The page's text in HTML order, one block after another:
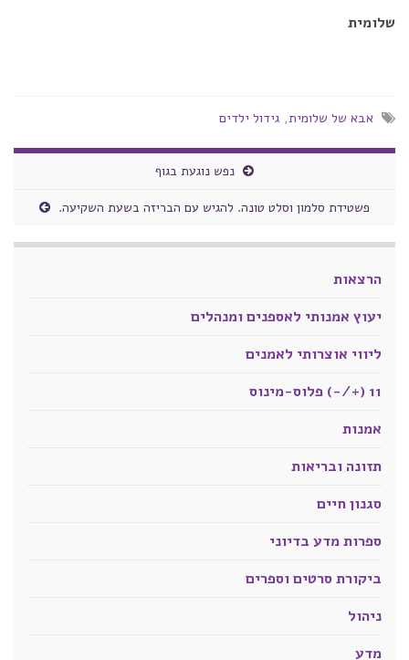
שלומית
אבא של שלומית, גידול ילדים
נפש נוגעת בגוף
פשטידת סלמון וסלט טונה. להגיש עם הבריזה בשעת השקיעה.
הרצאות
יעוץ אמנותי לאספנים ומנהלים
ליווי אוצרותי לאמנים
11 (+/-) פלוס-מינוס
אמנות
תזונה ובריאות
סגנון חיים
ספרות מדע בדיוני
ביקורת סרטים וספרים
ניהול
מדע